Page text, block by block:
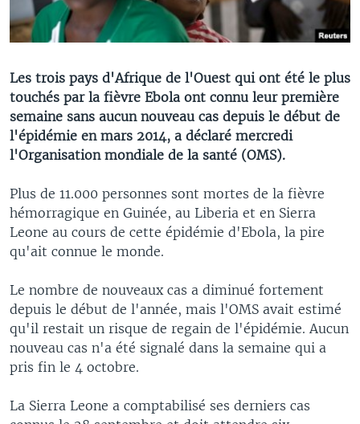
Les trois pays d'Afrique de l'Ouest qui ont été le plus
touchés par la fièvre Ebola ont connu leur première
semaine sans aucun nouveau cas depuis le début de
l'épidémie en mars 2014, a déclaré mercredi
l'Organisation mondiale de la santé (OMS).
Plus de 11.000 personnes sont mortes de la fièvre
hémorragique en Guinée, au Liberia et en Sierra
Leone au cours de cette épidémie d'Ebola, la pire
qu'ait connue le monde.
Le nombre de nouveaux cas a diminué fortement
depuis le début de l'année, mais l'OMS avait estimé
qu'il restait un risque de regain de l'épidémie. Aucun
nouveau cas n'a été signalé dans la semaine qui a
pris fin le 4 octobre.
La Sierra Leone a comptabilisé ses derniers cas